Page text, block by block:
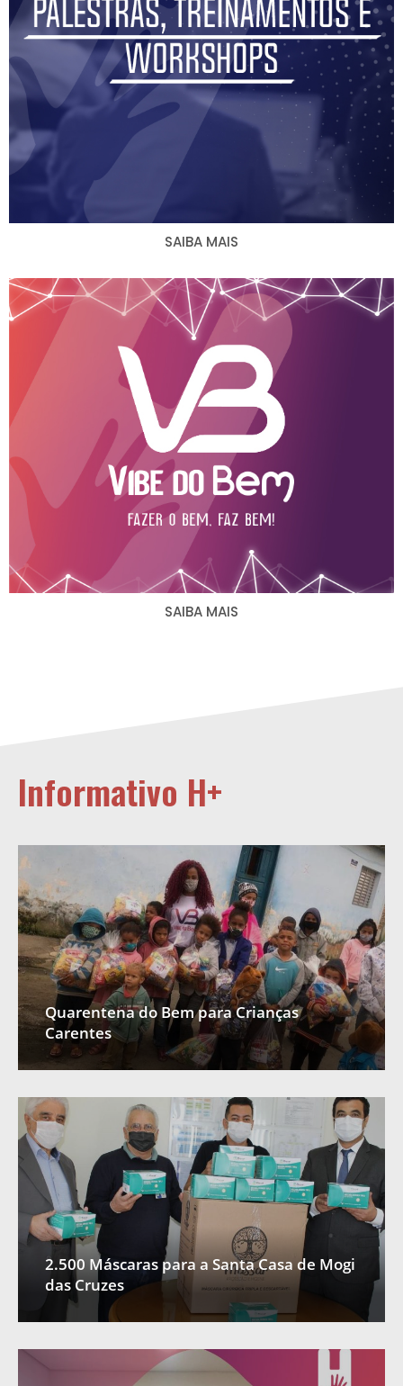
SAIBA MAIS
SAIBA MAIS
Informativo H+
Quarentena do Bem para Crianças
Carentes
2.500 Máscaras para a Santa Casa de Mogi
das Cruzes